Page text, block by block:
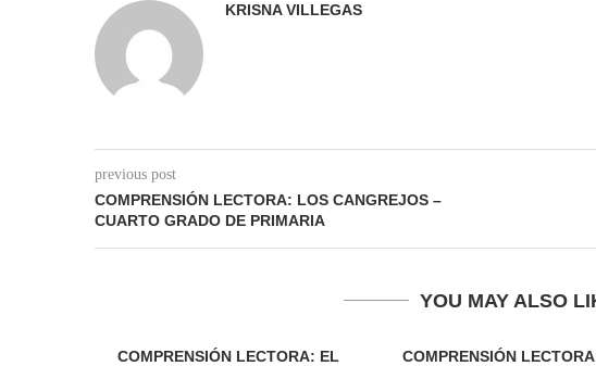
KRISNA VILLEGAS
previous post
COMPRENSIÓN LECTORA: LOS CANGREJOS –
CUARTO GRADO DE PRIMARIA
YOU MAY ALSO
COMPRENSIÓN LECTORA: EL
COMPRENSIÓN